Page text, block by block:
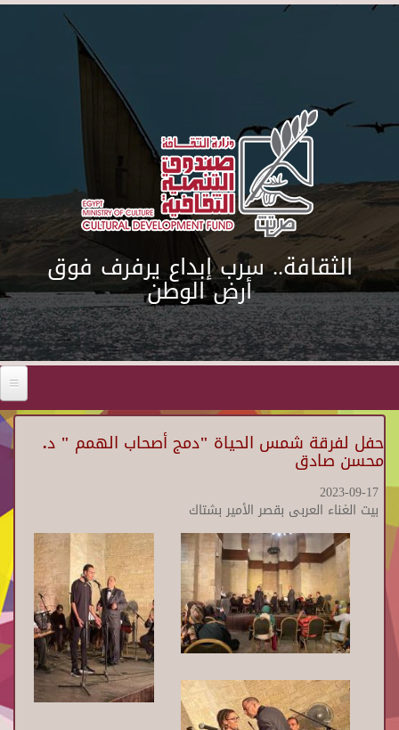
Skip to main content
الثقافة.. سرب إبداع يرفرف فوق
أرض الوطن
حفل لفرقة شمس الحياة "دمج أصحاب الهمم " د.
محسن صادق
2023-09-17
بيت الغناء العربى بقصر الأمير بشتاك